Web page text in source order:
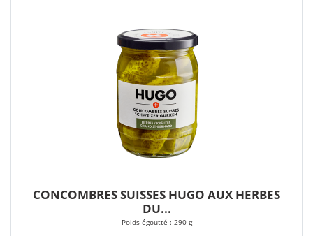
CONCOMBRES SUISSES HUGO AUX HERBES
DU...
Poids égoutté : 290 g